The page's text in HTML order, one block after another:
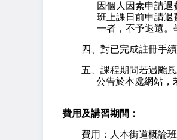
因個人因素申請退
班上課日前申請
一者，不予退還。
四、對已完成註冊手
五、課程期間若遇颱
公告於本處網站，
費用及講習期間：
費用：人本街道概論